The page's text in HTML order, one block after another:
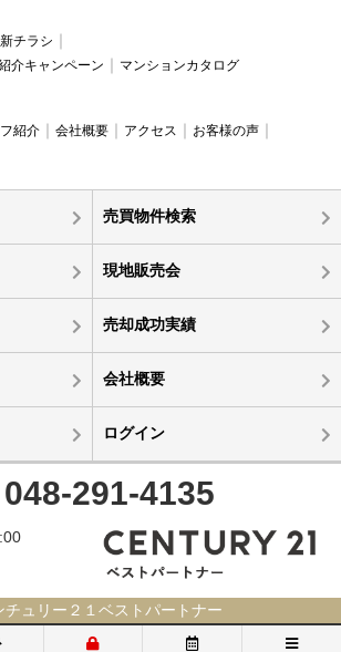
チラシ
介キャンペーン
マンションカタログ
紹介 会社概要 アクセス
お客様の声
売買物件検索
現地販売会
売却成功実績
会社概要
ログイン
048-291-4135
ュリー２１ベストパートナー